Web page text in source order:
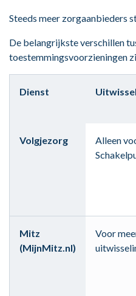
Steeds meer zorgaanbieders
De belangrijkste verschillen
toestemmingsvoorzieningen
Dienst
Volgjezorg
Alleen
Mitz
(MijnMitz.nl)
Voor